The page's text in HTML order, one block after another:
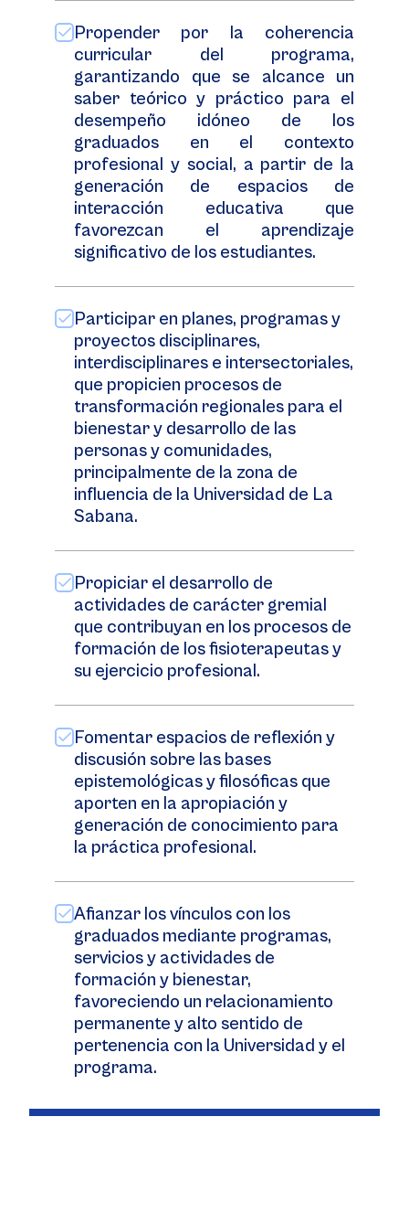
Propender por la coherencia
curricular del programa,
garantizando que se alcance un
saber teórico y práctico para el
desempeño idóneo de los
graduados en el contexto
profesional y social, a partir de la
generación de espacios de
interacción educativa que
favorezcan el aprendizaje
significativo de los estudiantes.
Participar en planes, programas y
proyectos disciplinares,
interdisciplinares e intersectoriales,
que propicien procesos de
transformación regionales para el
bienestar y desarrollo de las
personas y comunidades,
principalmente de la zona de
influencia de la Universidad de La
Sabana.
Propiciar el desarrollo de
actividades de carácter gremial
que contribuyan en los procesos de
formación de los fisioterapeutas y
su ejercicio profesional.
Fomentar espacios de reflexión y
discusión sobre las bases
epistemológicas y filosóficas que
aporten en la apropiación y
generación de conocimiento para
la práctica profesional.
Afianzar los vínculos con los
graduados mediante programas,
servicios y actividades de
formación y bienestar,
favoreciendo un relacionamiento
permanente y alto sentido de
pertenencia con la Universidad y el
programa.